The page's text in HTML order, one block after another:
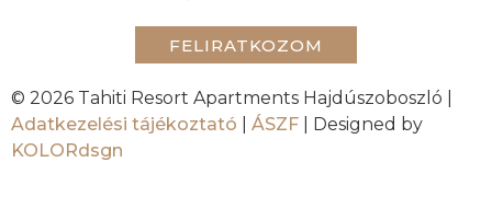
FELIRATKOZOM
© 2026 Tahiti Resort Apartments Hajdúszoboszló |
Adatkezelési tájékoztató
ÁSZF | Designed by
KOLORdsgn